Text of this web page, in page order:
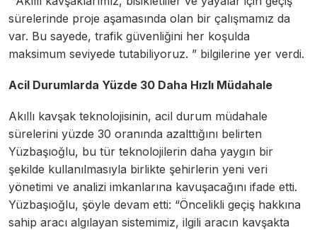
sürelerinde proje aşamasında olan bir çalışmamız da
var. Bu sayede, trafik güvenliğini her koşulda
maksimum seviyede tutabiliyoruz. ” bilgilerine yer verdi.
Acil Durumlarda Yüzde 30 Daha Hızlı Müdahale
Akıllı kavşak teknolojisinin, acil durum müdahale
sürelerini yüzde 30 oranında azalttığını belirten
Yüzbaşıoğlu, bu tür teknolojilerin daha yaygın bir
şekilde kullanılmasıyla birlikte şehirlerin yeni veri
yönetimi ve analizi imkanlarına kavuşacağını ifade etti.
Yüzbaşıoğlu, şöyle devam etti: “Öncelikli geçiş hakkına
sahip aracı algılayan sistemimiz, ilgili aracın kavşakta